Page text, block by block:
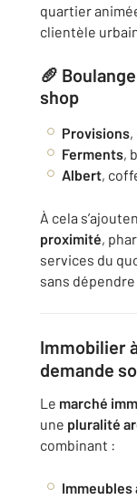
quartier
clientèle
🥖
shop
Provisions
Ferments,
Albert,
À cela
proximité,
services du
sans
Immobilier
demande
Le marché
une pluralité
combinant :
Immeubles